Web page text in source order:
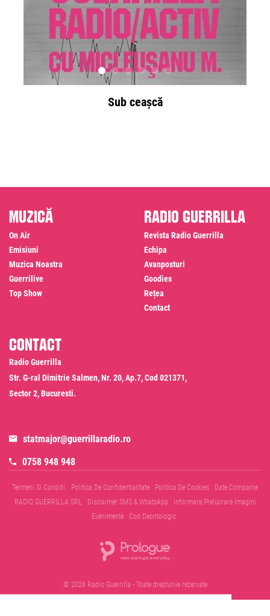
Sub ceașcă
Muzică
On Air
Emisiuni
Muzica Noastra
Guerrilive
Top Show
Radio Guerrilla
Revista Radio Guerrilla
Echipa
Avanposturi
Goodies
Rețea
Contact
Contact
Radio Guerrilla
Str. G-ral Dimitrie Salmen, Nr. 20, Ap.7, Cod 021371,
Sector 2, Bucuresti.
statmajor@guerrillaradio.ro
0758 948 948
Termeni Si Conditii Politica De Confidentialitate Politica De Cookies
Date Companie
RADIO GUERRILLA SRL
Disclaimer SMS & WhatsApp
Informare Prelucrare Imagini
Evenimente
Cod Deontologic
© 2026 Radio Guerrilla - Toate drepturile rezervate